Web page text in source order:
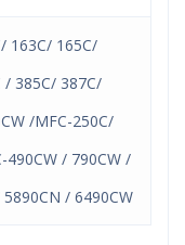
163C/ 165C/
/ 385C/ 387C/
/MFC-250C/
490CW / 790CW /
/ 6490CW